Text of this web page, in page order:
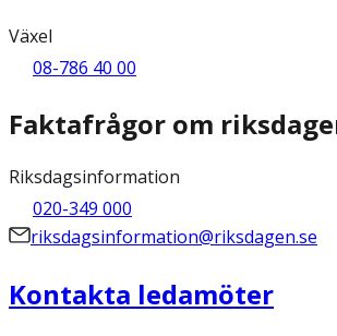
Växel
08-786 40 00
Faktafrågor om
Riksdagsinformation
020-349 000
riksdagsinformation@riksdagen.se
Kontakta ledamöter